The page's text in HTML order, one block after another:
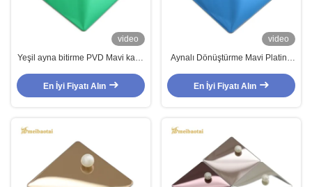
video
Yeşil ayna bitirme PVD Mavi kaplı
1.2mm kalınlığı
En İyi Fiyatı Alın
video
Aynalı Dönüştürme Mavi Plating
duvar ve tavan için 0.55 mm
kalınlığında
En İyi Fiyatı Alın